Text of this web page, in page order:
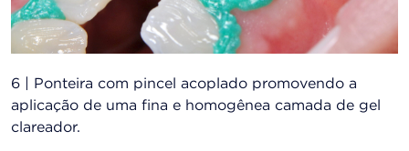
6 | Ponteira com pincel acoplado promovendo a
aplicação de uma fina e homogênea camada de gel
clareador.